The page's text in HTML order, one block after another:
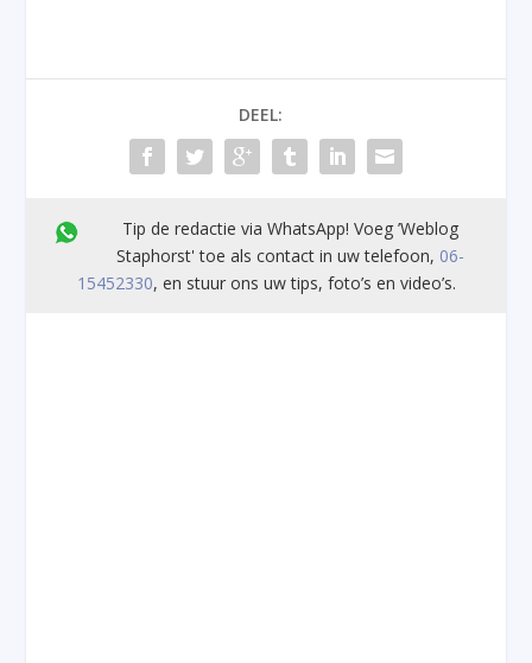
DEEL:
Tip de redactie via WhatsApp! Voeg ’Weblog
Staphorst' toe als contact in uw telefoon, 06-
15452330, en stuur ons uw tips, foto’s en video’s.